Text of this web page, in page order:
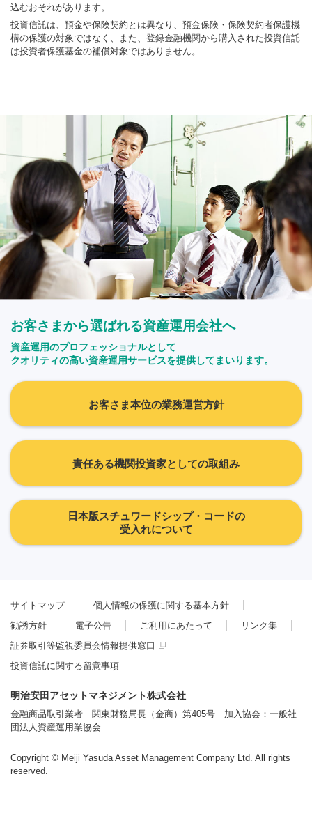
込むおそれがあります。
投資信託は、預金や保険契約とは異なり、預金保険・保険契約者保護機
構の保護の対象ではなく、また、登録金融機関から購入された投資信託
は投資者保護基金の補償対象ではありません。
お客さまから選ばれる資産運用会社へ
資産運用のプロフェッショナルとして
クオリティの高い資産運用サービスを提供してまいります。
お客さま本位の業務運営方針
責任ある機関投資家としての取組み
日本版スチュワードシップ・コードの
受入れについて
サイトマップ
個人情報の保護に関する基本方針
勧誘方針
電子公告 ご利用にあたって
リンク集
証券取引等監視委員会情報提供窓口
投資信託に関する留意事項
明治安田アセットマネジメント株式会社
金融商品取引業者 関東財務局長（金商）第405号 加入協会：一般社
団法人資産運用業協会
Copyright © Meiji Yasuda Asset Management Company Ltd. All rights
reserved.